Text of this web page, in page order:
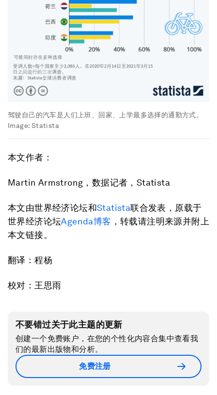
驾驶自己的汽车是人们上班、回家、上学最多选择的通勤方式。
Image: Statista
本文作者：
Martin Armstrong，数据记者，Statista
本文由世界经济论坛和Statista联合发表，原载于
世界经济论坛Agenda博客 ，转载请注明来源并附上
本文链接。
翻译：程杨
校对：王思雨
不要错过关于此主题的更新
创建一个免费账户，在您的个性化内容合集中查看我
们的最新出版物和分析。
免费注册